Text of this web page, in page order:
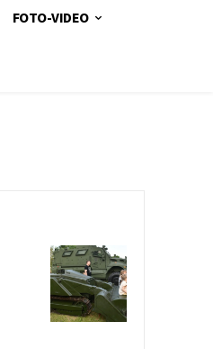
FOTO-VIDEO